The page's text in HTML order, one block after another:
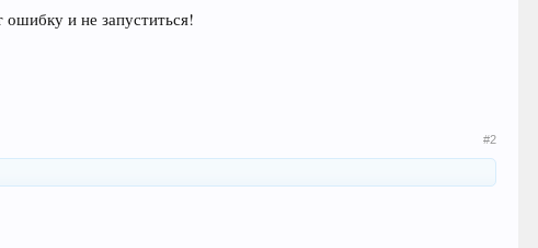
ошибку и не запуститься!
#2